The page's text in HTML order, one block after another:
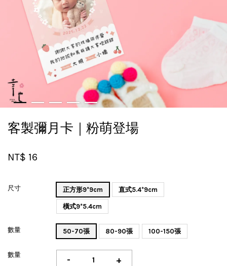
客製彌月卡｜粉萌登場
NT$ 16
尺寸 正方形9*9cm 直式5.4*9cm
橫式9*5.4cm
數量 50-70張 80-90張 100-150張
數量 - +